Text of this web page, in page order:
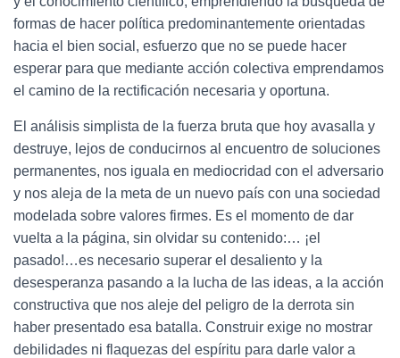
formas de hacer política predominantemente orientadas
hacia el bien social, esfuerzo que no se puede hacer
esperar para que mediante acción colectiva emprendamos
el camino de la rectificación necesaria y oportuna.
El análisis simplista de la fuerza bruta que hoy avasalla y
destruye, lejos de conducirnos al encuentro de soluciones
permanentes, nos iguala en mediocridad con el adversario
y nos aleja de la meta de un nuevo país con una sociedad
modelada sobre valores firmes. Es el momento de dar
vuelta a la página, sin olvidar su contenido:… ¡el
pasado!…es necesario superar el desaliento y la
desesperanza pasando a la lucha de las ideas, a la acción
constructiva que nos aleje del peligro de la derrota sin
haber presentado esa batalla. Construir exige no mostrar
debilidades ni flaquezas del espíritu para darle valor a